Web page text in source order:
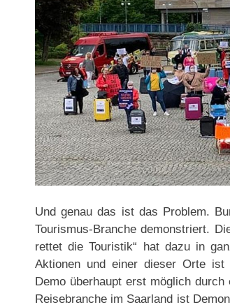
Und genau das ist das Problem.
Tourismus-Branche demonstriert.
rettet die Touristik“ hat dazu in
Aktionen und einer dieser Orte ist
Demo überhaupt erst möglich durch
Reisebranche im Saarland ist